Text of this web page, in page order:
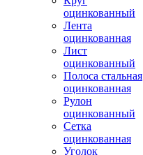
оцинкованный
Лента
оцинкованная
Лист
оцинкованный
Полоса стальная
оцинкованная
Рулон
оцинкованный
Сетка
оцинкованная
Уголок